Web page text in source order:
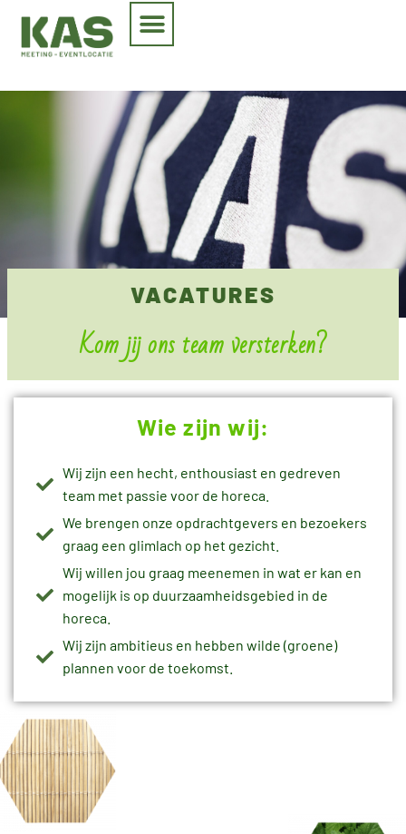
VACATURES
Kom jij ons team versterken?
Wie zijn wij:
Wij zijn een hecht, enthousiast en gedreven
team met passie voor de horeca.
We brengen onze opdrachtgevers en bezoekers
graag een glimlach op het gezicht.
Wij willen jou graag meenemen in wat er kan en
mogelijk is op duurzaamheidsgebied in de
horeca.
Wij zijn ambitieus en hebben wilde (groene)
plannen voor de toekomst.